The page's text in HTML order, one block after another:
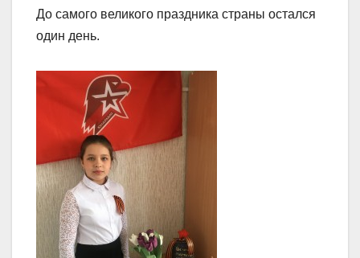
До самого великого праздника страны остался
один день.